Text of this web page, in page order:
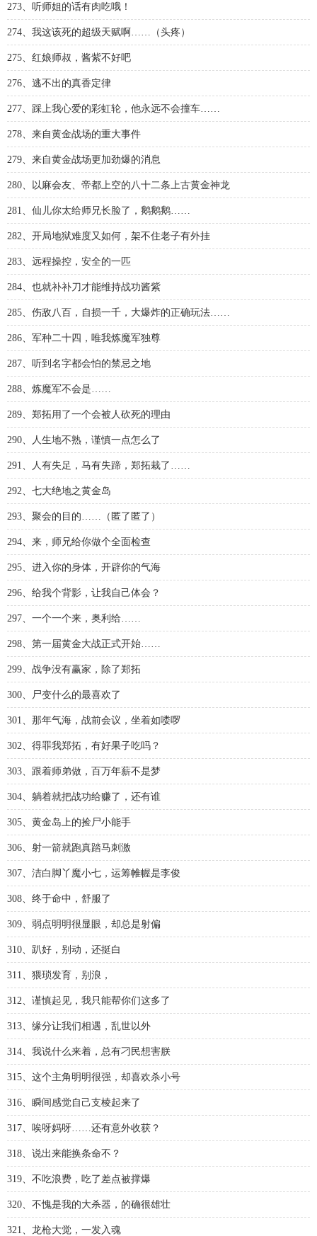
273、听师姐的话有肉吃哦！
274、我这该死的超级天赋啊……（头疼）
275、红娘师叔，酱紫不好吧
276、逃不出的真香定律
277、踩上我心爱的彩虹轮，他永远不会撞车……
278、来自黄金战场的重大事件
279、来自黄金战场更加劲爆的消息
280、以麻会友、帝都上空的八十二条上古黄金神龙
281、仙儿你太给师兄长脸了，鹅鹅鹅……
282、开局地狱难度又如何，架不住老子有外挂
283、远程操控，安全的一匹
284、也就补补刀才能维持战功酱紫
285、伤敌八百，自损一千，大爆炸的正确玩法……
286、军种二十四，唯我炼魔军独尊
287、听到名字都会怕的禁忌之地
288、炼魔军不会是……
289、郑拓用了一个会被人砍死的理由
290、人生地不熟，谨慎一点怎么了
291、人有失足，马有失蹄，郑拓栽了……
292、七大绝地之黄金岛
293、聚会的目的……（匿了匿了）
294、来，师兄给你做个全面检查
295、进入你的身体，开辟你的气海
296、给我个背影，让我自己体会？
297、一个一个来，奥利给……
298、第一届黄金大战正式开始……
299、战争没有赢家，除了郑拓
300、尸变什么的最喜欢了
301、那年气海，战前会议，坐着如喽啰
302、得罪我郑拓，有好果子吃吗？
303、跟着师弟做，百万年薪不是梦
304、躺着就把战功给赚了，还有谁
305、黄金岛上的捡尸小能手
306、射一箭就跑真踏马刺激
307、洁白脚丫魔小七，运筹帷幄是李俊
308、终于命中，舒服了
309、弱点明明很显眼，却总是射偏
310、趴好，别动，还挺白
311、猥琐发育，别浪，
312、谨慎起见，我只能帮你们这多了
313、缘分让我们相遇，乱世以外
314、我说什么来着，总有刁民想害朕
315、这个主角明明很强，却喜欢杀小号
316、瞬间感觉自己支棱起来了
317、唉呀妈呀……还有意外收获？
318、说出来能换条命不？
319、不吃浪费，吃了差点被撑爆
320、不愧是我的大杀器，的确很雄壮
321、龙枪大觉，一发入魂